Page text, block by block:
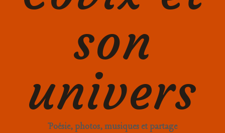
son
univers
Poésie, photos, musiques et partage